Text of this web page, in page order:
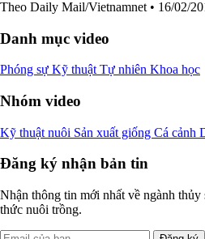
Theo Daily Mail/Vietnamnet • 16/02/
Danh mục video
Phóng sự Kỹ thuật Tự nhiên Khoa học
Nhóm video
Kỹ thuật nuôi Sản xuất giống Cá cảnh
Đăng ký nhận bản tin
Nhận thông tin mới nhất về ngành
thức nuôi trồng.